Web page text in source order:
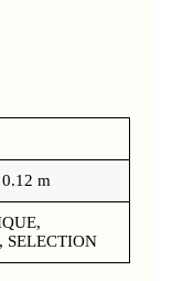
m
SELECTION